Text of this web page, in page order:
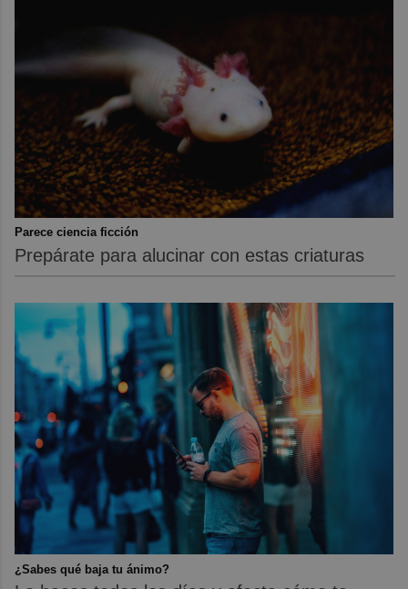
Parece ciencia ficción
Prepárate para alucinar con estas criaturas
¿Sabes qué baja tu ánimo?